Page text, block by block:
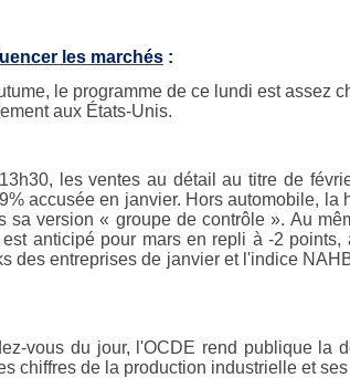
les marchés :
le programme de ce lundi est assez
aux États-Unis.
les ventes au détail au titre de
accusée en janvier. Hors automobile,
sa version « groupe de contrôle ». Au
anticipé pour mars en repli à -2
des entreprises de janvier et l'indice
vous du jour, l'OCDE rend publique
chiffres de la production industrielle et